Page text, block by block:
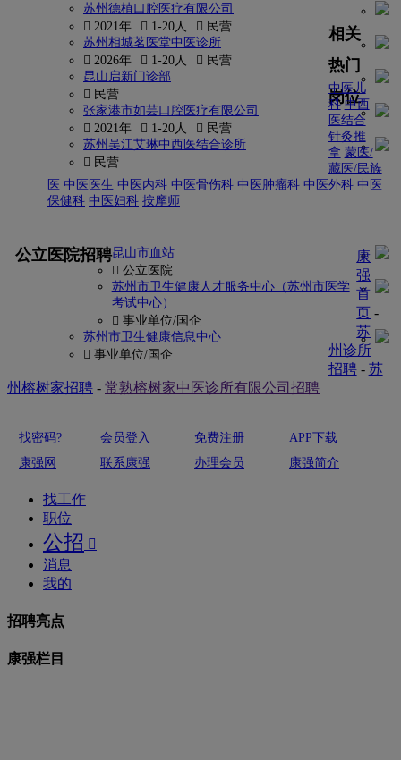
苏州德植口腔医疗有限公司
 2021年
 1-20人
 民营
苏州相城茗医堂中医诊所
 2026年
 1-20人
 民营
昆山启新门诊部
 民营
张家港市如芸口腔医疗有限公司
 2021年
 1-20人
 民营
苏州吴江艾琳中西医结合诊所
 民营
相关
热门
岗位
中医儿
科 中西
医结合
针灸推
拿 蒙医/
藏医/民族
医 中医医生 中医内科 中医骨伤科 中医肿瘤科 中医外科 中医
保健科 中医妇科 按摩师
公立医院招聘昆山市血站
 公立医院
苏州市卫生健康人才服务中心（苏州市医学
考试中心）
 事业单位/国企
苏州市卫生健康信息中心
 事业单位/国企
康
强
首
页 -
苏
州诊所
招聘- 苏
州榕树家招聘 - 常熟榕树家中医诊所有限公司招聘
找密码? 会员登入 免费注册
APP下载
康强网
联系康强 办理会员 康强简介
找工作
职位
公招 
消息
我的
招聘亮点
康强栏目